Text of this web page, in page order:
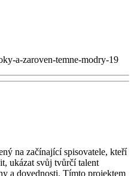
a-zaroven-temne-modry-19
na začínající spisovatele, kteří
ukázat svůj tvůrčí talent
a dovednosti. Tímto projektem